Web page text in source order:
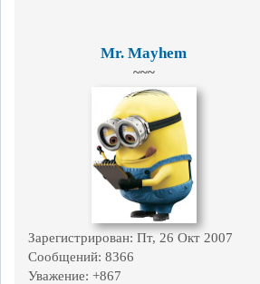
Mr. Mayhem
~~~
Зарегистрирован: Пт, 26 Окт 2007
Сообщений: 8366
Уважение: +867